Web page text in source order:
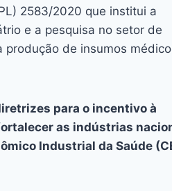
2583/2020 que institui a
e a pesquisa no setor de
de insumos
para o incentivo à
as indústrias
Industrial da Saúde